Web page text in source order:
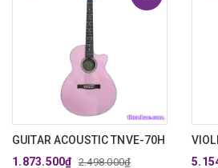
GUITAR ACOUSTIC TNVE-70H
1.873.500₫ 2.498.000₫